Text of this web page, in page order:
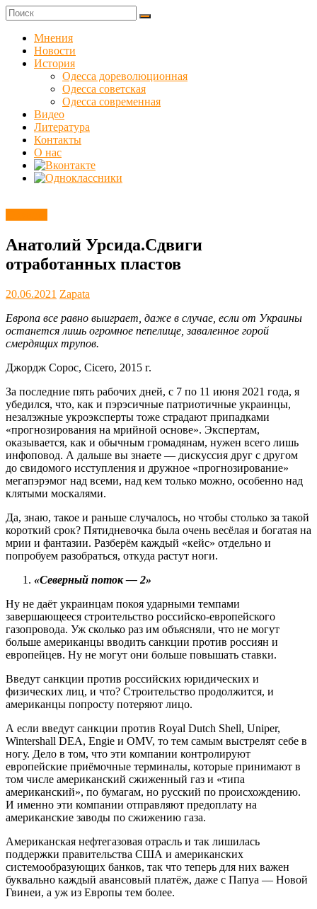
Skip
to
content
Куликовец
Сайт
одесского
сопротивления
Мнения
Новости
История
Одесса дореволюционная
Одесса советская
Одесса современная
Видео
Литература
Контакты
О нас
Анатолий Урсида.Сдвиги
отработанных пластов
20.06.2021 Zapata
Европа все равно выиграет, даже в случае, если от Украины
останется лишь огромное пепелище, заваленное горой
смердящих трупов.
Джордж Сорос, Cicero, 2015 г.
За последние пять рабочих дней, с 7 по 11 июня 2021 года, я
убедился, что, как и пэрэсичные патриотичные украинцы,
незалэжные укроэксперты тоже страдают припадками
«прогнозирования на мрийной основе». Экспертам,
оказывается, как и обычным громадянам, нужен всего лишь
инфоповод. А дальше вы знаете ― дискуссия друг с другом
до свидомого исступления и дружное «прогнозирование»
мегапэрэмог над всеми, над кем только можно, особенно над
клятыми москалями.
Да, знаю, такое и раньше случалось, но чтобы столько за такой
короткий срок? Пятидневочка была очень весёлая и богатая на
мрии и фантазии. Разберём каждый «кейс» отдельно и
попробуем разобраться, откуда растут ноги.
«Северный поток ― 2»
Ну не даёт украинцам покоя ударными темпами
завершающееся строительство российско-европейского
газопровода. Уж сколько раз им объясняли, что не могут
больше американцы вводить санкции против россиян и
европейцев. Ну не могут они больше повышать ставки.
Введут санкции против российских юридических и
физических лиц, и что? Строительство продолжится, и
американцы попросту потеряют лицо.
А если введут санкции против Royal Dutch Shell, Uniper,
Wintershall DEA, Engie и OMV, то тем самым выстрелят себе в
ногу. Дело в том, что эти компании контролируют
европейские приёмочные терминалы, которые принимают в
том числе американский сжиженный газ и «типа
американский», по бумагам, но русский по происхождению.
И именно эти компании отправляют предоплату на
американские заводы по сжижению газа.
Американская нефтегазовая отрасль и так лишилась
поддержки правительства США и американских
системообразующих банков, так что теперь для них важен
буквально каждый авансовый платёж, даже с Папуа ― Новой
Гвинеи, а уж из Европы тем более.